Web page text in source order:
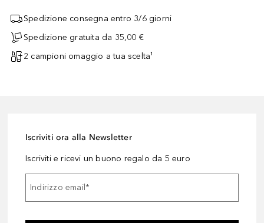
Spedizione consegna entro 3/6 giorni
Spedizione gratuita da 35,00 €
2 campioni omaggio a tua scelta¹
Iscriviti ora alla Newsletter
Iscriviti e ricevi un buono regalo da 5 euro
Indirizzo email*